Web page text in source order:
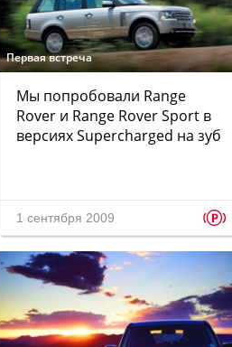
Первая встреча
Мы попробовали Range
Rover и Range Rover Sport в
версиях Supercharged на зуб
1 сентября 2009 p